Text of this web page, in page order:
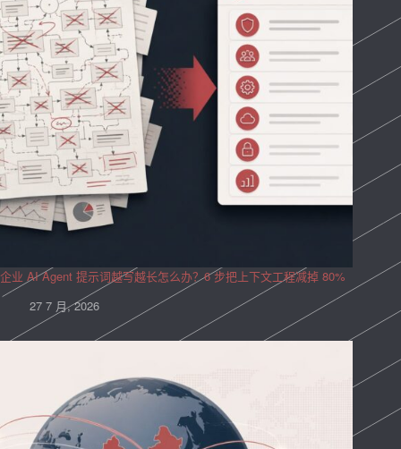
企业 AI Agent 提示词越写越长怎么办？6 步把上下文工程减掉 80%
27 7 月, 2026